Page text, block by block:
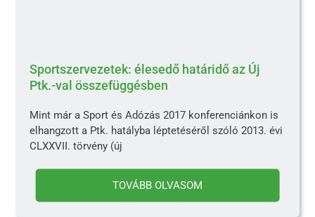
Sportszervezetek: élesedő határidő az Új
Ptk.-val összefüggésben
Mint már a Sport és Adózás 2017 konferenciánkon is
elhangzott a Ptk. hatályba léptetéséről szóló 2013. évi
CLXXVII. törvény (új
TOVÁBB OLVASOM